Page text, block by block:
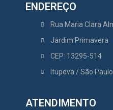
ENDEREÇO
Rua Maria Clara
Jardim Primavera
CEP: 13295-514
Itupeva / São Paulo
ATENDIMENTO